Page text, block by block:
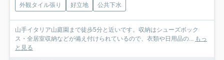
外観タイル張り 好立地 公共下水
山手イタリア山庭園まで徒歩5分と近いです。収納はシューズボック
ス・全居室収納などが備え付けられているので、衣類や日用品の... もっ
と見る